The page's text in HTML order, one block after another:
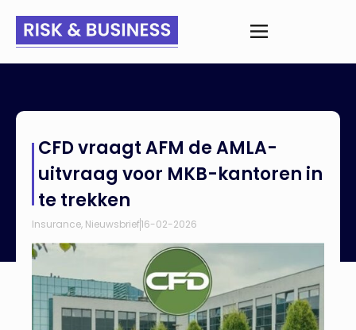
kantoren in te trekken
CFD vraagt AFM de AMLA-
uitvraag voor MKB-kantoren in
te trekken
Insurance, Nieuwsbrief16-02-2026